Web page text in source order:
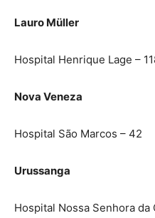
Lauro Müller
Hospital Henrique Lage –
Nova Veneza
Hospital São Marcos – 42
Urussanga
Hospital Nossa Senhora da